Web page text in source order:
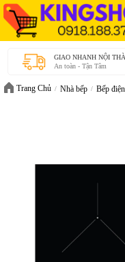
GIAO NHANH NỘI
An toàn - Tận Tâm
Trang Chủ Nhà bếp Bếp